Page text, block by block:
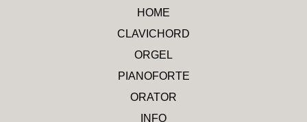
HOME
CLAVICHORD
ORGEL
PIANOFORTE
ORATOR
INFO